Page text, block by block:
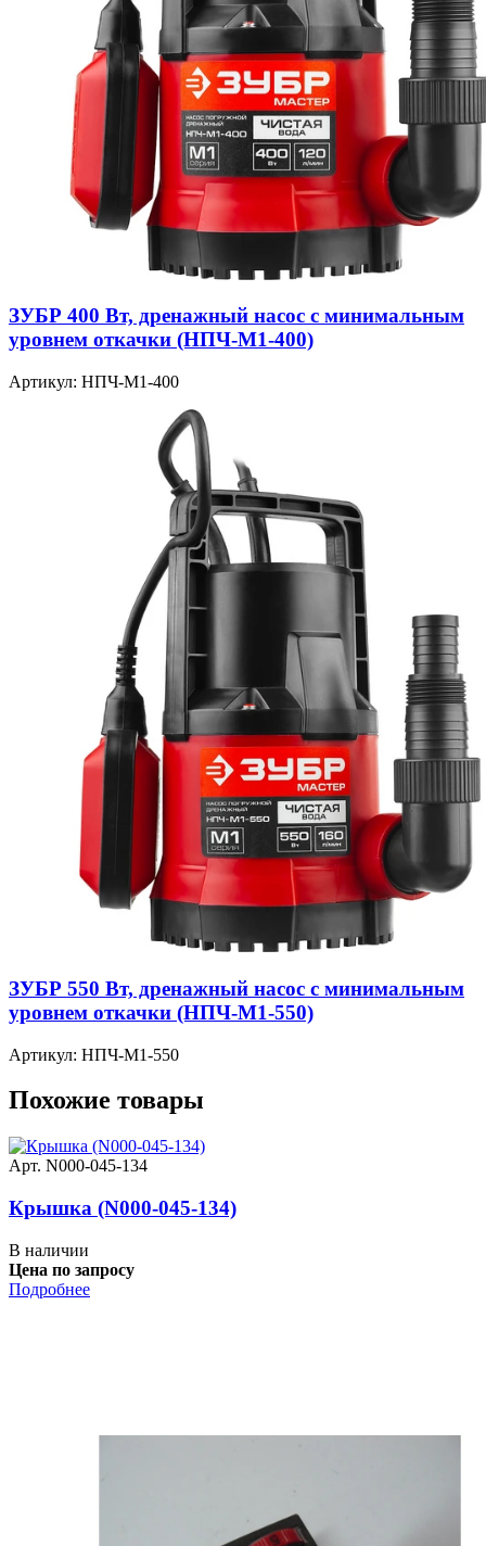
ЗУБР 400 Вт, дренажный насос с минимальным
уровнем откачки (НПЧ-М1-400)
Артикул: НПЧ-М1-400
ЗУБР 550 Вт, дренажный насос с минимальным
уровнем откачки (НПЧ-М1-550)
Артикул: НПЧ-М1-550
Похожие товары
Арт. N000-045-134
Крышка (N000-045-134)
В наличии
Цена по запросу
Подробнее